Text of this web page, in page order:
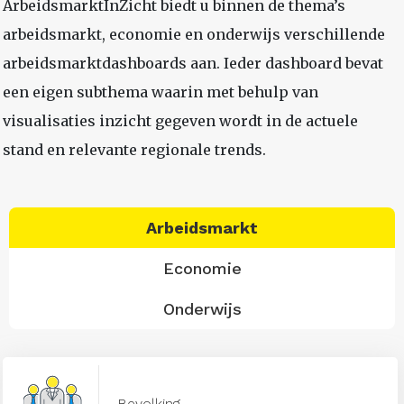
ArbeidsmarktInZicht biedt u binnen de thema’s
arbeidsmarkt, economie en onderwijs verschillende
arbeidsmarktdashboards aan. Ieder dashboard bevat
een eigen subthema waarin met behulp van
visualisaties inzicht gegeven wordt in de actuele
stand en relevante regionale trends.
Arbeidsmarkt
Economie
Onderwijs